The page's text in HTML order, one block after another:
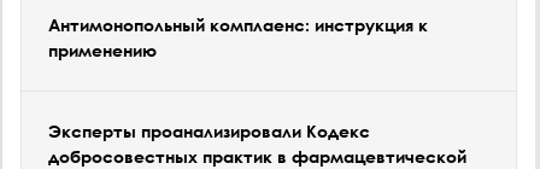
Антимонопольный комплаенс: инструкция к
применению
Эксперты проанализировали Кодекс
добросовестных практик в фармацевтической